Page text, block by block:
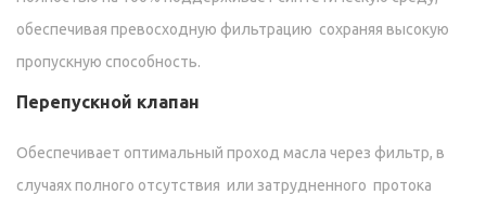
обеспечивая превосходную фильтрацию сохраняя высокую
пропускную способность.
Перепускной клапан
Обеспечивает оптимальный проход масла через фильтр, в
случаях полного отсутствия или затрудненного протока